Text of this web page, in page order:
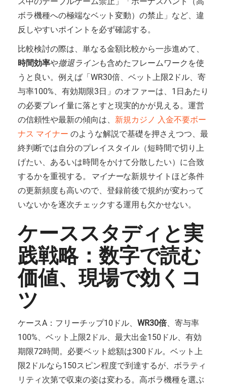
ボラ機種への極端なベット変動）の禁止」など、違
反しやすいポイントを必ず確認する。
比較検討の際は、単なる金額比較から一歩進めて、
時間効率や撤退ラインも含めたフレームワークを使
うと良い。例えば「WR30倍、ベット上限2ドル、寄
与率100%、有効期限3日」のオファーは、1日あたり
の必要プレイ量に落とすと現実的かが見える。運営
の信頼性や最新の傾向は、 新規カジノ 入金不要ボー
ナス マイナー のような解説で基礎を押さえつつ、最
終判断では自分のプレイスタイル（短時間で切り上
げたい、あるいは時間をかけて分散したい）に合致
するかを重視する。
マイナーな新規サイトほど条件
の更新頻度も高いので、登録前後で規約が変わって
いないかを逐次チェックする運用も欠かせない。
ケーススタディと実
践戦略：数字で読む
価値、現場で効くコ
ツ
ケースA：フリーチップ10ドル、 WR30倍、寄与率
100%、ベット上限2ドル、最大出金150ドル、有効
期限72時間。必要ベット総額は300ドル。ベット上
限2ドルなら150スピン程度で到達するが、ボラティ
リティ次第で収束の姿は変わる。高ボラ機種を選ぶ